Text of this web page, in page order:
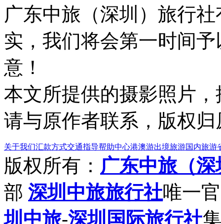
广东中旅（深圳）旅行
实，我们将会第一时间
意！
本文所提供的摄影照片
请与原作者联系，版权
关于我们汇款方式交通指导帮助中心港澳游出境旅游国内旅游
版权所有： 广东中旅（
部 深圳中旅旅行社唯一
圳中旅-深圳国际旅行社